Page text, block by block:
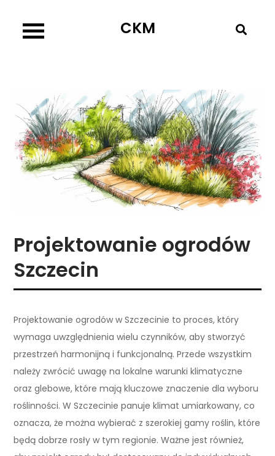
content
CKM
Projektowanie ogrodów
Szczecin
Projektowanie ogrodów w Szczecinie to proces, który
wymaga uwzględnienia wielu czynników, aby stworzyć
przestrzeń harmonijną i funkcjonalną. Przede wszystkim
należy zwrócić uwagę na lokalne warunki klimatyczne
oraz glebowe, które mają kluczowe znaczenie dla wyboru
roślinności. W Szczecinie panuje klimat umiarkowany, co
oznacza, że można wybierać z szerokiej gamy roślin, które
będą dobrze rosły w tym regionie. Ważne jest również,